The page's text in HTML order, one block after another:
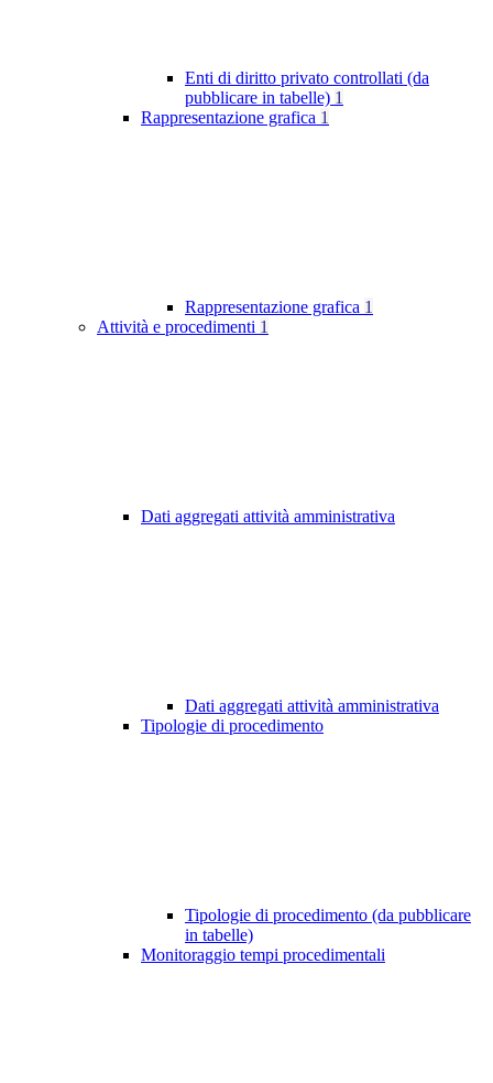
Enti di diritto privato controllati (da
pubblicare in tabelle) 1
Rappresentazione grafica 1
Rappresentazione grafica 1
Attività e procedimenti 1
Dati aggregati attività amministrativa
Dati aggregati attività amministrativa
Tipologie di procedimento
Tipologie di procedimento (da pubblicare
in tabelle)
Monitoraggio tempi procedimentali